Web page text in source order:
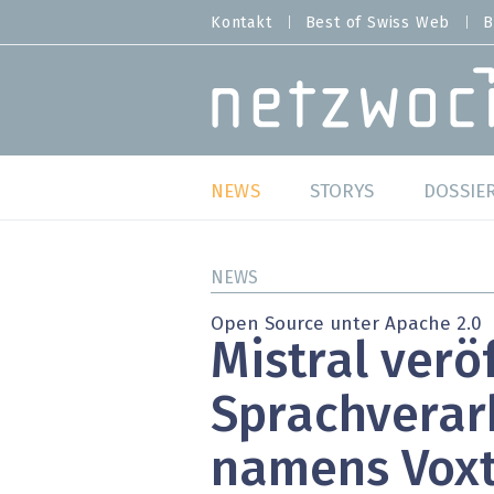
zum
MENU
Kontakt Best of Swiss Web
MAIN NAVIGATION
NEWS
Studien
Meinungen
Hands-on
STORYS
Best
SAP
NEWS
Open Source unter Apache 2.0
Mistral
namens